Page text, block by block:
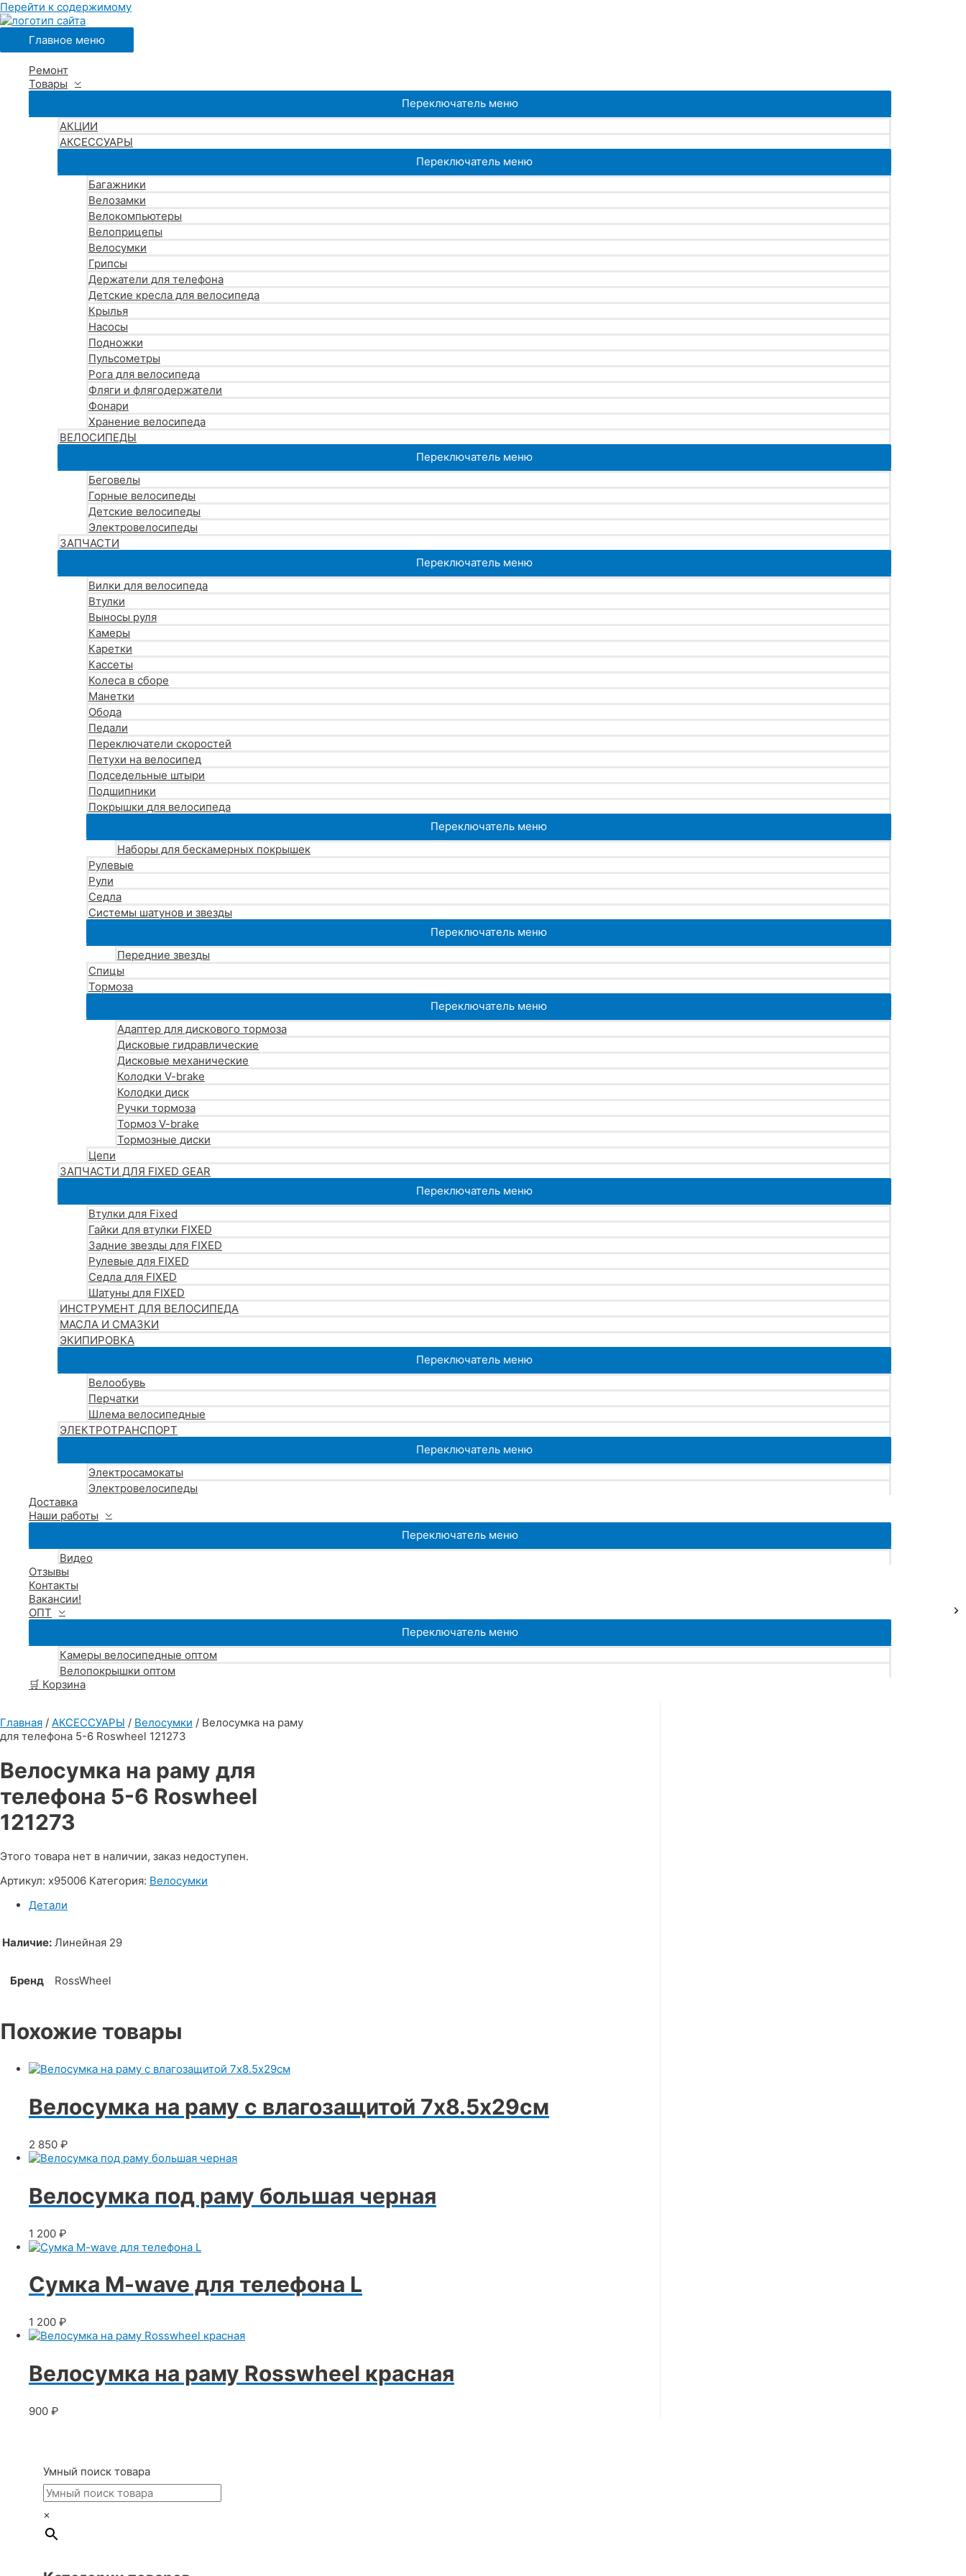
Перейти к содержимому
Главное меню
Ремонт
Товары
Переключатель меню
АКЦИИ
АКСЕССУАРЫ
Переключатель меню
Багажники
Велозамки
Велокомпьютеры
Велоприцепы
Велосумки
Грипсы
Держатели для телефона
Детские кресла для велосипеда
Крылья
Насосы
Подножки
Пульсометры
Рога для велосипеда
Фляги и флягодержатели
Фонари
Хранение велосипеда
ВЕЛОСИПЕДЫ
Переключатель меню
Беговелы
Горные велосипеды
Детские велосипеды
Электровелосипеды
ЗАПЧАСТИ
Переключатель меню
Вилки для велосипеда
Втулки
Выносы руля
Камеры
Каретки
Кассеты
Колеса в сборе
Манетки
Обода
Педали
Переключатели скоростей
Петухи на велосипед
Подседельные штыри
Подшипники
Покрышки для велосипеда
Переключатель меню
Наборы для бескамерных покрышек
Рулевые
Рули
Седла
Системы шатунов и звезды
Переключатель меню
Передние звезды
Спицы
Тормоза
Переключатель меню
Адаптер для дискового тормоза
Дисковые гидравлические
Дисковые механические
Колодки V-brake
Колодки диск
Ручки тормоза
Тормоз V-brake
Тормозные диски
Цепи
ЗАПЧАСТИ ДЛЯ FIXED GEAR
Переключатель меню
Втулки для Fixed
Гайки для втулки FIXED
Задние звезды для FIXED
Рулевые для FIXED
Седла для FIXED
Шатуны для FIXED
ИНСТРУМЕНТ ДЛЯ ВЕЛОСИПЕДА
МАСЛА И СМАЗКИ
ЭКИПИРОВКА
Переключатель меню
Велообувь
Перчатки
Шлема велосипедные
ЭЛЕКТРОТРАНСПОРТ
Переключатель меню
Электросамокаты
Электровелосипеды
Доставка
Наши работы
Переключатель меню
Видео
Отзывы
Контакты
Вакансии!
ОПТ
Переключатель меню
Камеры велосипедные оптом
Велопокрышки оптом
🛒 Корзина
Главная / АКСЕССУАРЫ / Велосумки / Велосумка на раму
для телефона 5-6 Roswheel 121273
Велосумка на раму для
телефона 5-6 Roswheel
121273
Этого товара нет в наличии, заказ недоступен.
Артикул: х95006 Категория: Велосумки
Детали
Наличие: Линейная 29
Бренд RossWheel
Похожие товары
Велосумка на раму с влагозащитой 7х8.5х29см
2 850 ₽
Велосумка под раму большая черная
1 200 ₽
Сумка M-wave для телефона L
1 200 ₽
Велосумка на раму Rosswheel красная
900 ₽
Умный поиск товара
×